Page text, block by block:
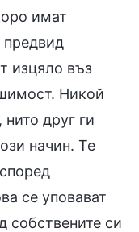
имат
предвид
изцяло въз
Никой
друг ги
начин. Те
се уповават
собствените си